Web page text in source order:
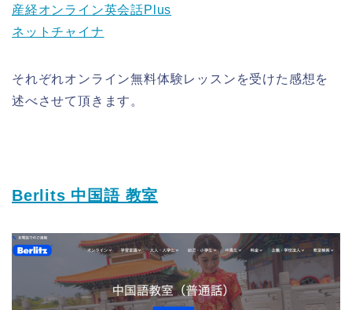
産経オンライン英会話Plus
ネットチャイナ
それぞれオンライン無料体験レッスンを受けた感想を
述べさせて頂きます。
Berlits 中国語 教室